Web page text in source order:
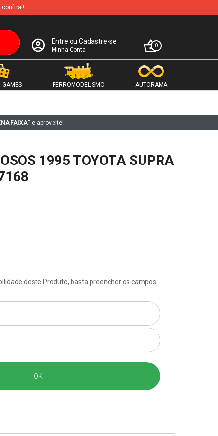
confira!!
Entre ou Cadastre-se
Minha Conta
0
GAMES FERROMODELISMO AUTORAMA
e aproveite!
1995 TOYOTA SUPRA
deste Produto, basta preencher os campos